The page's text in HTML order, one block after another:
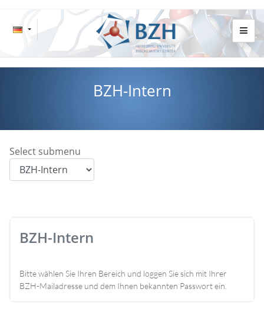
BZH-Intern
Select submenu
BZH-Intern
Bitte wählen Sie Ihren Bereich und loggen Sie sich mit Ihrer
BZH-Mailadresse und dem Ihnen bekannten Passwort ein.